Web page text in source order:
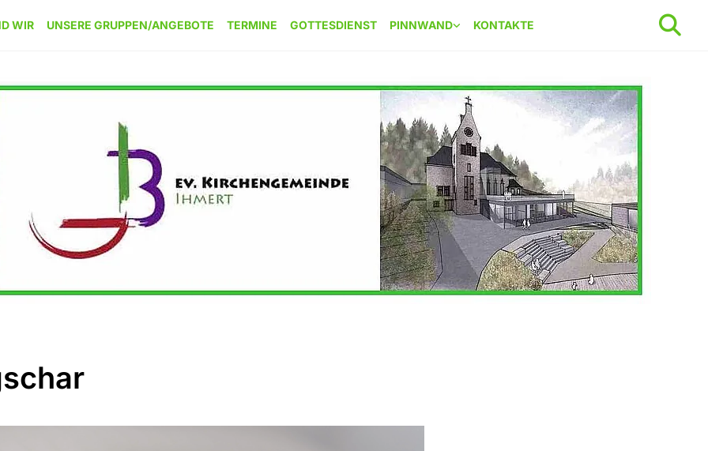
WIR UNSERE GRUPPEN/ANGEBOTE TERMINE GOTTESDIENST PINNWAND KONTAKTE